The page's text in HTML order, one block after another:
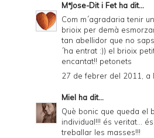
MªJose-Dit i Fetha dit...
Com m´agradaria tenir
brioix per demà
tan abellidor que no
´ha entrat :)) el brioix
encantat!! petonets
27 de febrer del 2011, a
Miel ha dit...
Què bonic que queda el
individual!!! és veritat...
treballar les masses!!!